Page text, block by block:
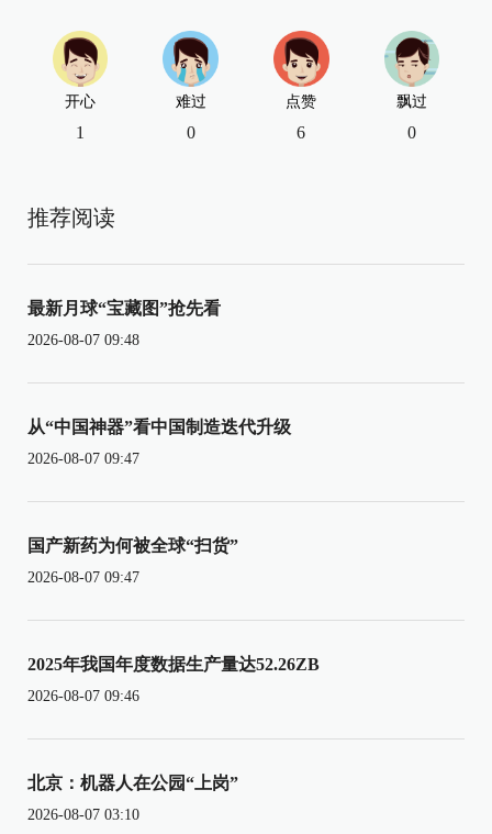
开心
1
难过
0
点赞
6
飘过
0
推荐阅读
最新月球“宝藏图”抢先看
2026-08-07 09:48
从“中国神器”看中国制造迭代升级
2026-08-07 09:47
国产新药为何被全球“扫货”
2026-08-07 09:47
2025年我国年度数据生产量达52.26ZB
2026-08-07 09:46
北京：机器人在公园“上岗”
2026-08-07 03:10